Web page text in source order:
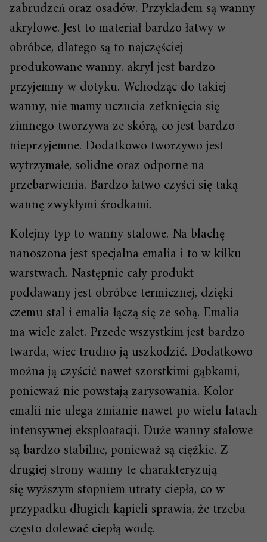
zabrudzeń oraz osadów. Przykładem są wanny
akrylowe. Jest to materiał bardzo łatwy w
obróbce, dlatego są to najczęściej
produkowane wanny. akryl jest bardzo
przyjemny w dotyku. Wchodząc do takiej
wanny, nie mamy uczucia zetknięcia się
zimnego tworzywa ze skórą, co jest bardzo
nieprzyjemne. Dodatkowo tworzywo jest
wytrzymałe, solidne oraz odporne na
przebarwienia. Bardzo łatwo czyści się taką
wannę zwykłymi środkami.
Kolejny typ to wanny stalowe. Na blachę
nanoszona jest specjalna emalia i to w kilku
warstwach. Następnie cały produkt
poddawany jest obróbce termicznej, dzięki
czemu stal i emalia łączą się ze sobą. Emalia
ma wiele zalet. Przede wszystkim jest bardzo
twarda, wiec trudno ją uszkodzić. Dodatkowo
można ją czyścić nawet szorstkimi gąbkami,
ponieważ nie powstają zarysowania. Kolor
emalii nie ulega zmianie nawet po wielu latach
intensywnej eksploatacji. Duże wanny stalowe
są bardzo stabilne, ponieważ są ciężkie. Z
drugiej strony wanny te charakteryzują
się wyższym stopniem utraty ciepła, co w
przypadku długich kąpieli sprawia, że trzeba
często dolewać ciepłą wodę.